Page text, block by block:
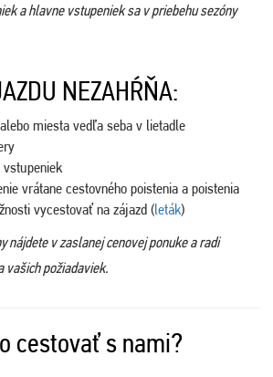
a hlavne vstupeniek sa v priebehu sezóny
NEZAHŔŇA:
miesta vedľa seba v lietadle
vrátane cestovného poistenia a poistenia
vycestovať na zájazd (leták)
nájdete v zaslanej cenovej ponuke a radi
vašich požiadaviek.
cestovať s nami?